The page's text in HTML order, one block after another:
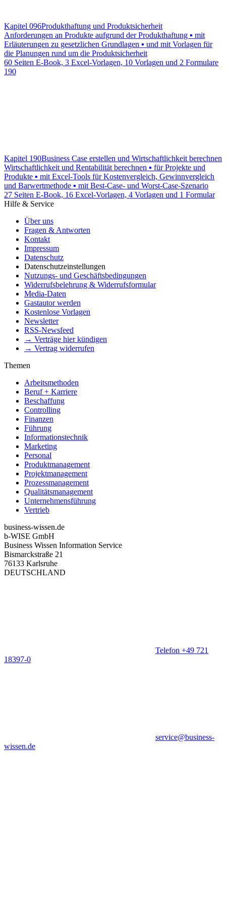
Kapitel 096Produkthaftung und Produktsicherheit
Anforderungen an Produkte aufgrund der Produkthaftung ▪ mit
Erläuterungen zu gesetzlichen Grundlagen ▪ und mit Vorlagen für
die Planungen rund um die Produktsicherheit
60 Seiten E-Book, 3 Excel-Vorlagen, 10 Vorlagen und 2 Formulare
190
Kapitel 190Business Case erstellen und Wirtschaftlichkeit berechnen
Wirtschaftlichkeit und Rentabilität berechnen ▪ für Projekte und
Produkte ▪ mit Excel-Tools für Kostenvergleich, Gewinnvergleich
und Barwertmethode ▪ mit Best-Case- und Worst-Case-Szenario
27 Seiten E-Book, 16 Excel-Vorlagen, 4 Vorlagen und 1 Formular
Hilfe & Service
Über uns
Fragen & Antworten
Kontakt
Impressum
Datenschutz
Datenschutzeinstellungen
Nutzungs- und Geschäftsbedingungen
Widerrufsbelehrung & Widerrufsformular
Media-Daten
Gastautor werden
Kostenlose Vorlagen
Newsletter
RSS-Newsfeed
→ Verträge hier kündigen
→ Vertrag widerrufen
Themen
Arbeitsmethoden
Beruf + Karriere
Beschaffung
Controlling
Finanzen
Führung
Informationstechnik
Marketing
Personal
Produktmanagement
Projektmanagement
Prozessmanagement
Qualitätsmanagement
Unternehmensführung
Vertrieb
business-wissen.de
b-WISE GmbH
Business Wissen Information Service
Bismarckstraße 21
76133 Karlsruhe
DEUTSCHLAND
Telefon +49 721
18397-0
service@business-
wissen.de